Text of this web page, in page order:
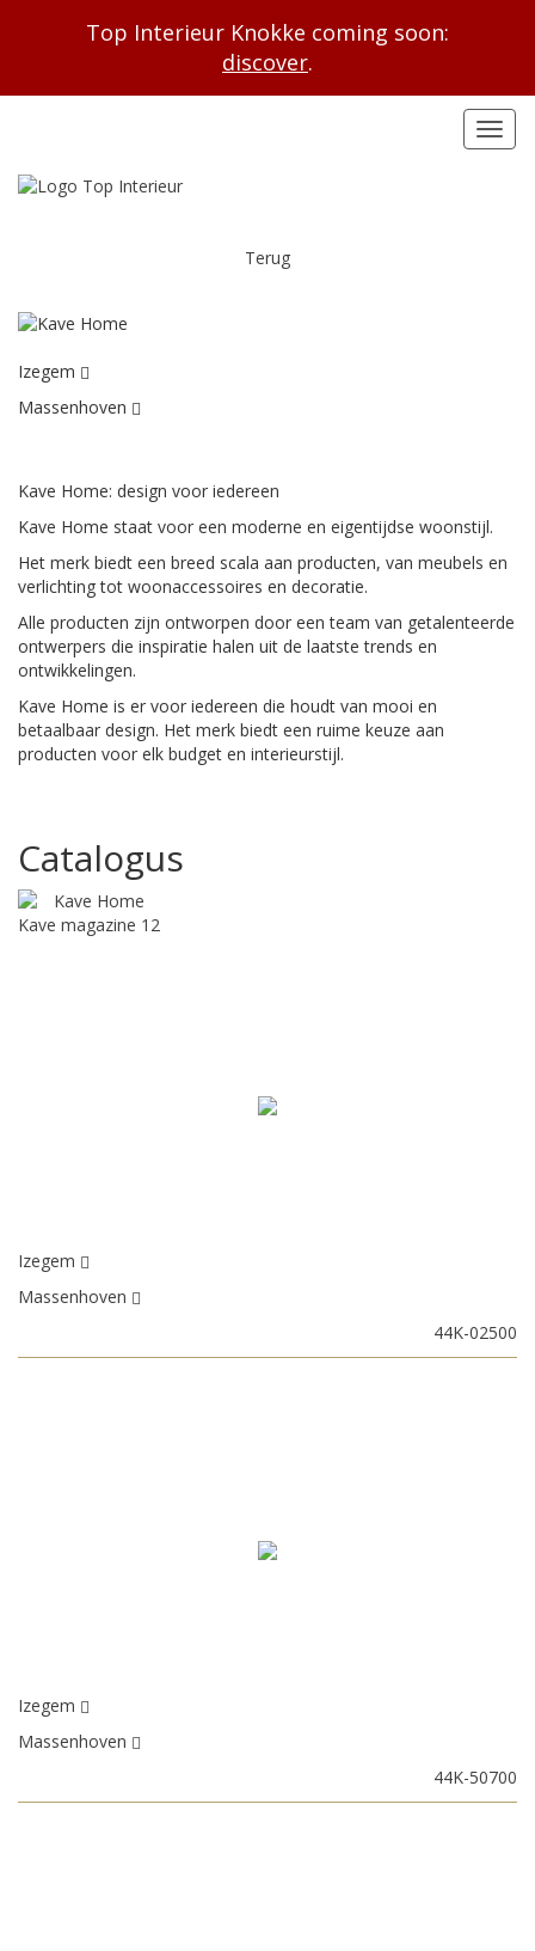
Top Interieur Knokke coming soon:
discover.
Terug
Izegem
Massenhoven
Kave Home: design voor iedereen
Kave Home staat voor een moderne en eigentijdse woonstijl.
Het merk biedt een breed scala aan producten, van meubels en
verlichting tot woonaccessoires en decoratie.
Alle producten zijn ontworpen door een team van getalenteerde
ontwerpers die inspiratie halen uit de laatste trends en
ontwikkelingen.
Kave Home is er voor iedereen die houdt van mooi en
betaalbaar design. Het merk biedt een ruime keuze aan
producten voor elk budget en interieurstijl.
Catalogus
Kave magazine 12
Izegem
Massenhoven
44K-02500
Izegem
Massenhoven
44K-50700